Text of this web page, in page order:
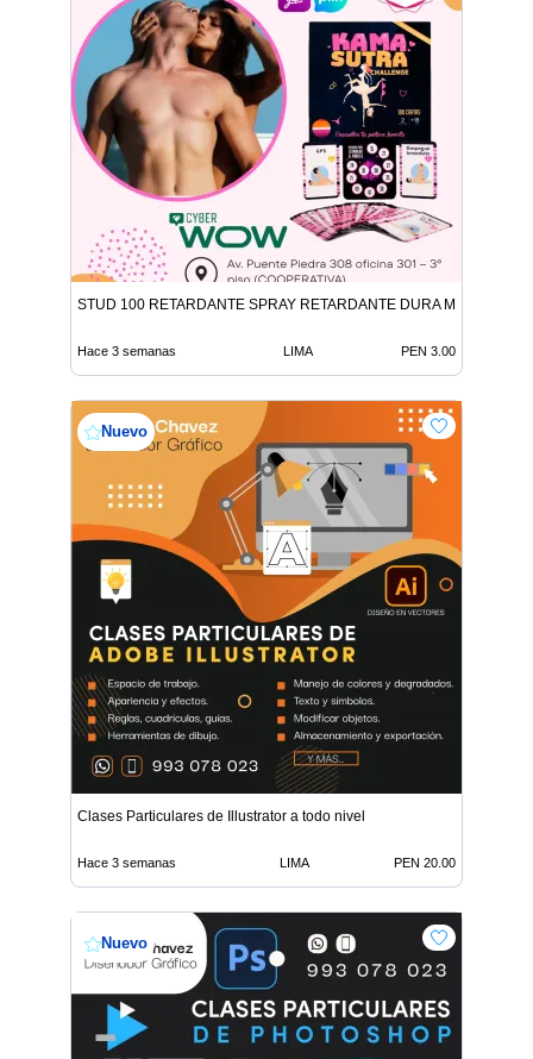
STUD 100 RETARDANTE SPRAY RETARDANTE DURA MAS DE 1
Hace 3 semanas LIMA PEN 3.00
Nuevo
Clases Particulares de Illustrator a todo nivel
Hace 3 semanas LIMA PEN 20.00
Nuevo